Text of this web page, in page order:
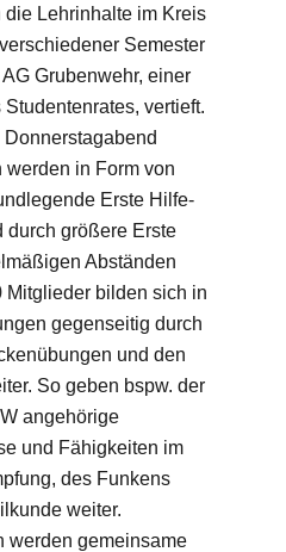
Lehrinhalte im Kreis
Semester
Grubenwehr, einer
vertieft.
in Form von
Erste Hilfe-
durch größere Erste
Abständen
Mitglieder bilden sich in
gegenseitig durch
und den
So geben bspw. der
angehörige
und Fähigkeiten im
des Funkens
weiter.
werden gemeinsame